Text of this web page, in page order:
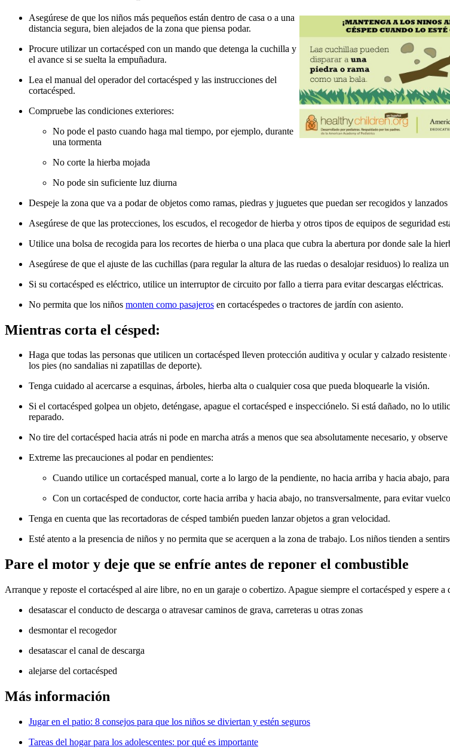
Asegúrese de que los niños más pequeños están dentro de casa o a una
distancia segura, bien alejados de la zona que piensa podar.
Procure utilizar un cortacésped con un mando que detenga la cuchilla y
el avance si se suelta la empuñadura.
Lea el manual del operador del cortacésped y las instrucciones del
cortacésped.
Compruebe las condiciones exteriores:
No pode el pasto cuando haga mal tiempo, por ejemplo, durante
una tormenta
No corte la hierba mojada
No pode sin suficiente luz diurna
Despeje la zona que va a podar de objetos como ramas, piedras y juguetes que puedan ser recogidos y
Asegúrese de que las protecciones, los escudos, el recogedor de hierba y otros tipos de equipos de seguridad
Utilice una bolsa de recogida para los recortes de hierba o una placa que cubra la abertura por donde sale la
Asegúrese de que el ajuste de las cuchillas (para regular la altura de las ruedas o desalojar residuos) lo realiza
Si su cortacésped es eléctrico, utilice un interruptor de circuito por fallo a tierra para evitar descargas eléctricas.
No permita que los niños monten como pasajeros en cortacéspedes o tractores de jardín con asiento.
Mientras corta el césped:
Haga que todas las personas que utilicen un cortacésped lleven protección auditiva y ocular y calzado resistente
los pies (no sandalias ni zapatillas de deporte).
Tenga cuidado al acercarse a esquinas, árboles, hierba alta o cualquier cosa que pueda bloquearle la visión.
Si el cortacésped golpea un objeto, deténgase, apague el cortacésped e inspecciónelo. Si está dañado, no lo
reparado.
No tire del cortacésped hacia atrás ni pode en marcha atrás a menos que sea absolutamente necesario, y
Extreme las precauciones al podar en pendientes:
Cuando utilice un cortacésped manual, corte a lo largo de la pendiente, no hacia arriba y hacia abajo,
Con un cortacésped de conductor, corte hacia arriba y hacia abajo, no transversalmente, para evitar
Tenga en cuenta que las recortadoras de césped también pueden lanzar objetos a gran velocidad.
Esté atento a la presencia de niños y no permita que se acerquen a la zona de trabajo. Los niños tienden a
Pare el motor y deje que se enfríe antes de reponer el combustible
Arranque y reposte el cortacésped al aire libre, no en un garaje o cobertizo. Apague siempre el cortacésped y espere
desatascar el conducto de descarga o atravesar caminos de grava, carreteras u otras zonas
desmontar el recogedor
desatascar el canal de descarga
alejarse del cortacésped
Más información
Jugar en el patio: 8 consejos para que los niños se diviertan y estén seguros
Tareas del hogar para los adolescentes: por qué es importante